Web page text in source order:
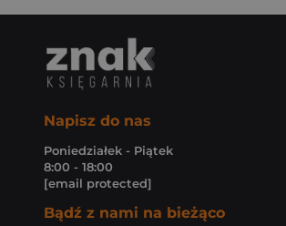
Napisz do nas
Poniedziałek - Piątek
8:00 - 18:00
[email protected]
Bądź z nami na bieżąco